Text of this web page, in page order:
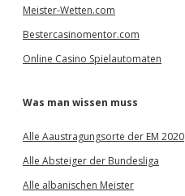
Meister-Wetten.com
Bestercasinomentor.com
Online Casino Spielautomaten
Was man wissen muss
Alle Aaustragungsorte der EM 2020
Alle Absteiger der Bundesliga
Alle albanischen Meister